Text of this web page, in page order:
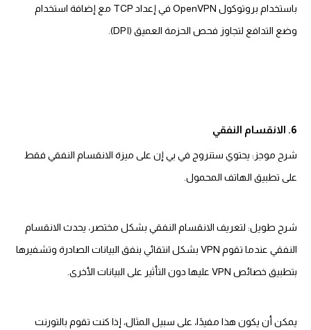
باستخدام بروتوكول OpenVPN في إعداد TCP مع إضافة استخدام
وضع التدافع لتجاوز فحص الحزمة العميق (DPI).
6. الانقسام النفقي
شرح موجز: يحتوي ستنروج في بي إن على ميزة الانقسام النفقي فقط
على تطبيق الهاتف المحمول.
شرح طويل: لتعريف الانقسام النفقي بشكل مختصر، يحدث الانقسام
النفقي عندما تقوم VPN بشكل انتقائي بنفق البيانات الصادرة وتشفيرها
بتطبيق خصائص VPN عليها دون التأثير على البيانات الأخرى.
يمكن أن يكون هذا مفيدًا، على سبيل المثال، إذا كنت تقوم بالتورنت